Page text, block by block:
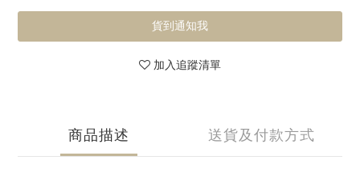
貨到通知我
加入追蹤清單
商品描述 送貨及付款方式